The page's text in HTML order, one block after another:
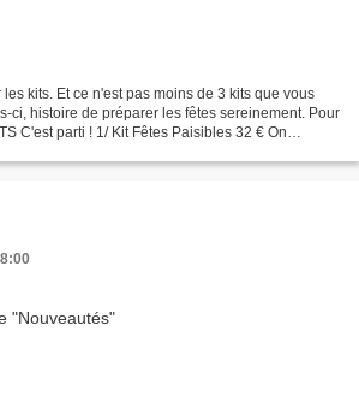
kits. Et ce n'est pas moins de 3 kits que vous
ci, histoire de préparer les fêtes sereinement. Pour
C'est parti ! 1/ Kit Fêtes Paisibles 32 € On